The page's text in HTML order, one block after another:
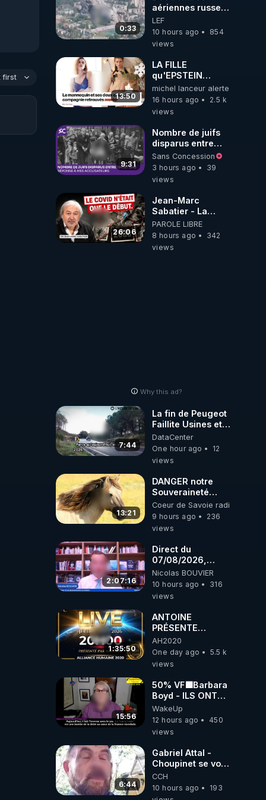
first
0:33
aériennes russes
anéantissent les
centres de
contrôle de
brigades
ukrainienne
LEF
10 hours ago
854
views
13:50
LA FILLE
qu'EPSTEIN
VOULAIT CACHER
michel lanceur alerte
16 hours ago
2.5 k
views
9:31
Nombre de juifs
disparus entre
1941 et 1945
(Réponse à mes
accusateurs)
Sans Concession
3 hours ago
39
views
26:06
Jean-Marc
Sabatier - La
Covid-19 n'a été
que le début -
L'ARN messager
PAROLE LIBRE
8 hours ago
342
views
Why this ad?
7:44
La fin de Peugeot
Faillite Usines et
Emplois
Menacees -
L'heure de l'auto
DataCenter
One hour ago
12
views
13:21
DANGER notre
Souveraineté
Alimentaire est
attaqué...
Coeur de Savoie radioweb TV
9 hours ago
236
views
2:07:16
Direct du
07/08/2026,
présenté par
Nicolas BOUVIER
Nicolas BOUVIER
10 hours ago
316
views
1:35:50
ANTOINE
PRÉSENTE
AH2020 LE LIVE
20H ***DU
06/08/2026***
AH2020
One day ago
5.5 k
views
15:56
50% VF🟩Barbara
Boyd - ILS ONT
MENTI SUR TOUT
-Jocelyne
Traduction
WakeUp
12 hours ago
450
views
6:44
Gabriel Attal -
Choupinet se voit
en haut de
l'affiche
CCH
10 hours ago
193